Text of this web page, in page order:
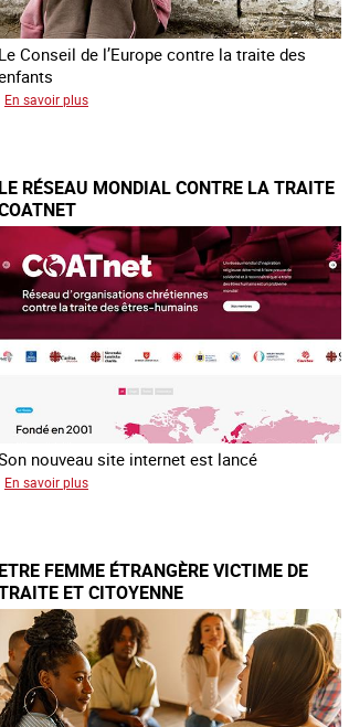
Le Conseil de l’Europe contre la traite des
En savoir plus
d’Ukraine
LE RÉSEAU MONDIAL CONTRE LA TRAITE
nouveau site internet est lancé
En savoir plus
contre
la
traite
COATNET
ETRE FEMME ÉTRANGÈRE VICTIME DE
ET CITOYENNE